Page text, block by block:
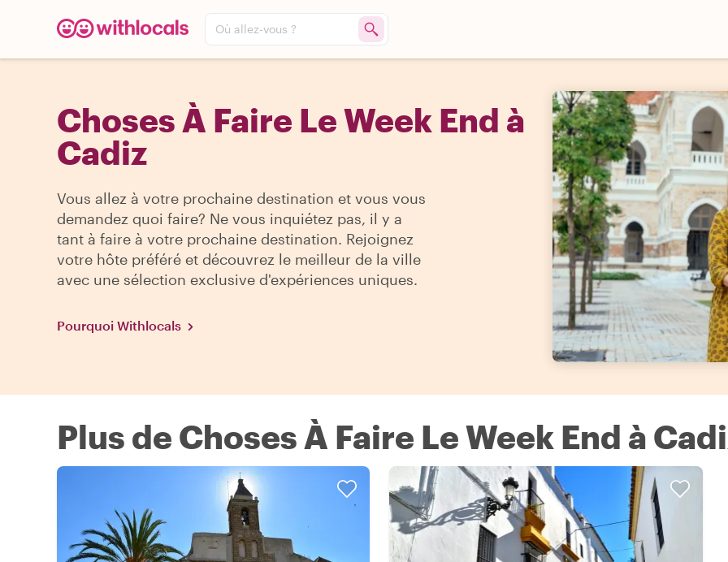
Où allez-vous ?
Choses À Faire Le Week End à
Cadiz
Vous allez à votre prochaine destination et vous vous
demandez quoi faire? Ne vous inquiétez pas, il y a
tant à faire à votre prochaine destination. Rejoignez
votre hôte préféré et découvrez le meilleur de la ville
avec une sélection exclusive d'expériences uniques.
Pourquoi Withlocals
Plus de Choses À Faire Le Week End à